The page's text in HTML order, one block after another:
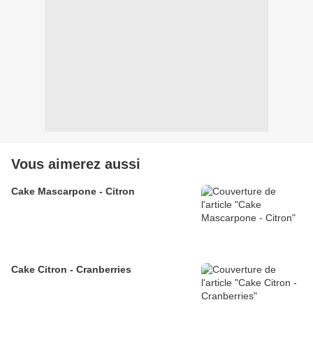
Vous aimerez aussi
Cake Mascarpone - Citron
Cake Citron - Cranberries